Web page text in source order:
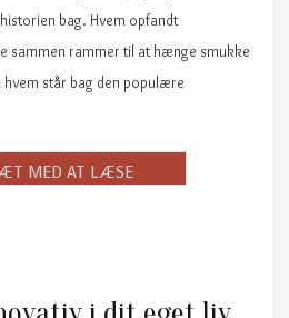
bag. Hvem opfandt
sammen rammer til at hænge smukke
står bag den populære